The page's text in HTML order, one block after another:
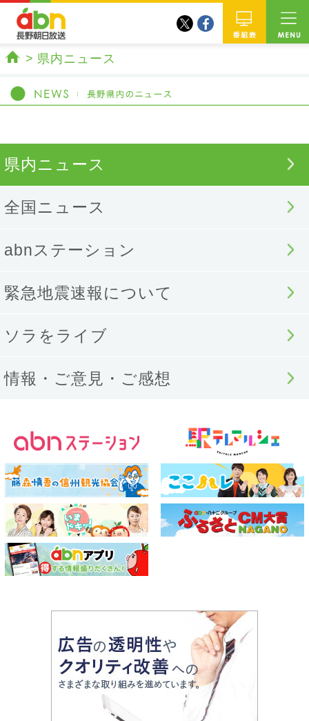
twitterfacebook
県内ニュース
県内ニュース
全国ニュース
abnステーション
緊急地震速報について
ソラをライブ
情報・ご意見・ご感想